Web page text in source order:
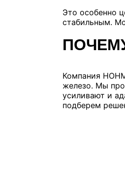
Это особенно
стабильным.
Компания
железо. Мы
усиливают и
подберем